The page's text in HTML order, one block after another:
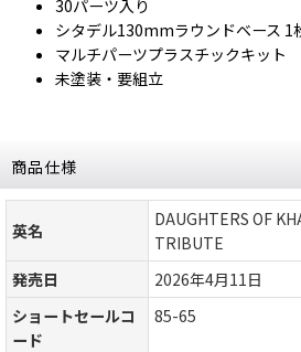
30パーツ入り
シタデル130mmラウンドベース 1
マルチパーツプラスチックキット
未塗装・要組立
商品仕様
英名
DAUGHTERS OF
TRIBUTE
発売日
2026年4月11日
ショートセールコ
ード
85-65